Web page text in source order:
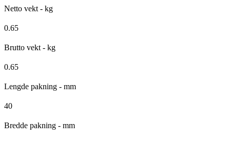
Netto vekt - kg
0.65
Brutto vekt - kg
0.65
Lengde pakning - mm
40
Bredde pakning - mm